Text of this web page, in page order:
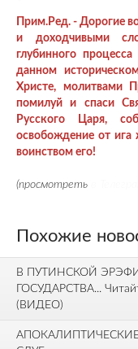
Прим.Ред. - Дорогие
и доходчивыми
глубинного
данном
Христе, молитвами
помилуй и спаси
Русского Царя,
освобождение от
воинством его!
(просмотреть
Похожие
В ПУТИНСКОЙ
ГОСУДАРСТВА...
(ВИДЕО)